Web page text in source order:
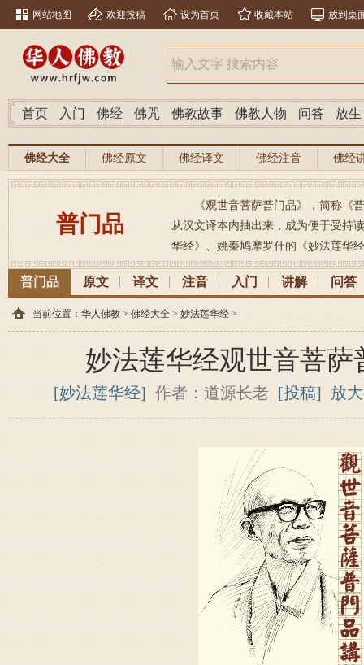
网站地图 欢迎投稿 设为首页 收藏本站 放到桌
首页 入门 佛经 佛咒 佛教故事 佛教人物 问答 放生
佛经大全 佛经原文 佛经译文 佛经注音 佛经
普门品
《观世音菩萨普门品》，简称《
从汉文译本内抽出来，成为便于受持
华经》、姚秦鸠摩罗什的《妙法莲华
普门品 原文 译文 注音 入门 讲解 问答
当前位置： 华人佛教 > 佛经大全 > 妙法莲华经 >
妙法莲华经观世音菩萨
[妙法莲华经] 作者：道源长老 [投稿] 放